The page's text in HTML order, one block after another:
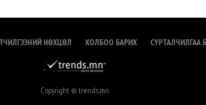
НӨХЦӨЛ ХОЛБОО БАРИХ СУРТАЛЧИЛГАА
Copyright © trends.mn